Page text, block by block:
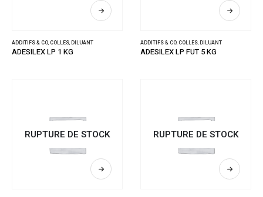
ADDITIFS & CO,COLLES,DILUANT
ADESILEX LP 1 KG
ADDITIFS & CO,COLLES,DILUANT
ADESILEX LP FUT 5 KG
RUPTURE DE STOCK RUPTURE DE STOCK